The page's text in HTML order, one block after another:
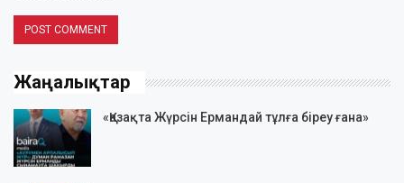
Жаңалықтар
«Қазақта Жүрсін Ермандай тұлға біреу ғана»